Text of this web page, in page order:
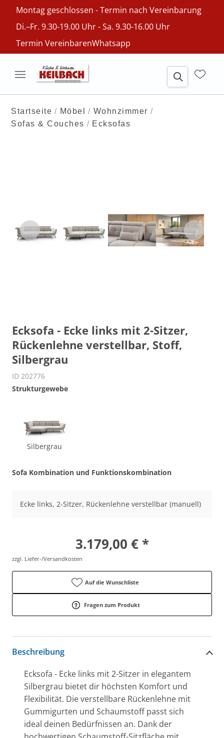
Montag geschlossen - Termin nach Vereinbarung
Di.–Fr. 9.30-19.00 Uhr - Sa. 9.30-16.00 Uhr
Termin VereinbarenWhatsapp
Startseite Möbel
Wohnzimmer
Sofas & Couches
Ecksofas
Ecksofa - Ecke links mit 2-Sitzer,
Rückenlehne verstellbar, Stoff,
Silbergrau
ID 202776
Strukturgewebe
Silbergrau
Sofa Kombination und Funktionskombination
Ecke links, 2-Sitzer, Rückenlehne verstellbar (manuell)
3.179,00 € *
zzgl. Liefer-/Versandkosten
Auf die Wunschliste
Fragen zum Produkt
Beschreibung
Ecksofa - Ecke links mit 2-Sitzer in elegantem
Silbergrau bietet dir höchsten Komfort und
Flexibilität. Die verstellbare Rückenlehne mit
Gummigurten und Schaumstoff passt sich
ideal deinen Bedürfnissen an. Dank der